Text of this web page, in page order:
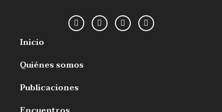
Inicio
Quiénes somos
Publicaciones